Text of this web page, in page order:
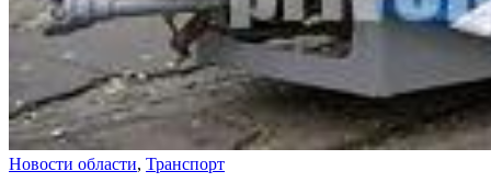
Новости области, Транспорт